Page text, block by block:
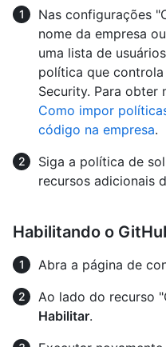
Nas configurações
nome da empresa
uma lista de
política que
Security. Para obter
Como impor
código na empresa.
Siga a política de
recursos adicionais
Habilitando o
Abra a página de
Ao lado do recurso
Habilitar.